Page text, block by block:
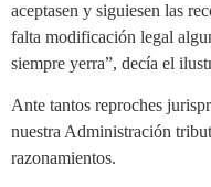
aceptasen y siguiesen las
falta modificación legal
siempre yerra”, decía el
Ante tantos reproches
nuestra Administración
razonamientos.